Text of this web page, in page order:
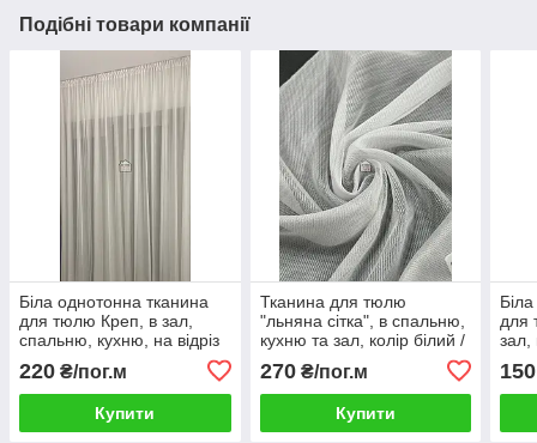
Подібні товари компанії
Біла однотонна тканина
для тюлю Креп, в зал,
спальню, кухню, на відріз
220 ₴/пог.м
Купити
Тканина для тюлю
"льняна сітка", в спальню,
кухню та зал, колір білий /
270₴/пог.м
Купити
для
зал,
150